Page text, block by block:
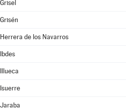
Grisel
Grisén
Herrera de los Navarros
Ibdes
Illueca
Isuerre
Jaraba